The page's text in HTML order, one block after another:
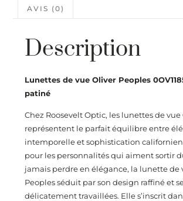
AVIS (0)
Description
Lunettes de vue Oliver Peoples
patiné
Chez Roosevelt Optic, les lunettes de
représentent le parfait équilibre entre
intemporelle et sophistication
pour les personnalités qui aiment sortir
jamais perdre en élégance, la lunette de
Peoples séduit par son design raffiné et
délicatement travaillées. Elle s’inscrit